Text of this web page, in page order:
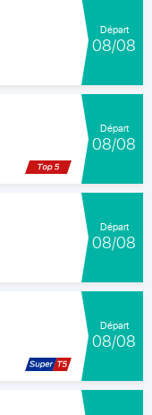
Départ
08/08
Départ
08/08
Départ
08/08
Départ
08/08